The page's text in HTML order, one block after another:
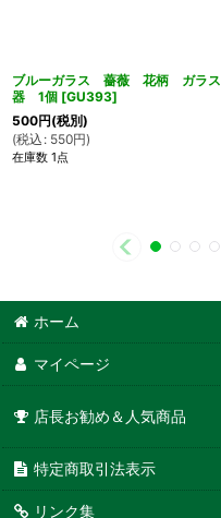
ブルーガラス 薔薇 花柄 ガラス
器 1個 [GU393]
500円(税別)
(税込 : 550円)
在庫数 1点
ホーム
マイページ
店長お勧め＆人気商品
特定商取引法表示
リンク集